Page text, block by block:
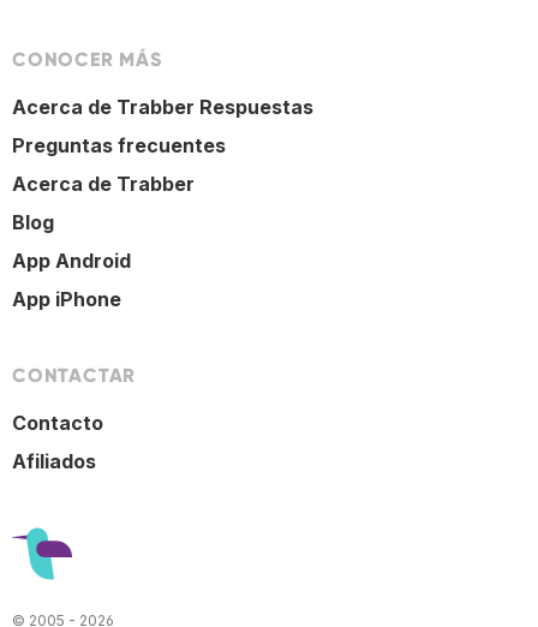
CONOCER MÁS
Acerca de Trabber Respuestas
Preguntas frecuentes
Acerca de Trabber
Blog
App Android
App iPhone
CONTACTAR
Contacto
Afiliados
© 2005 - 2026